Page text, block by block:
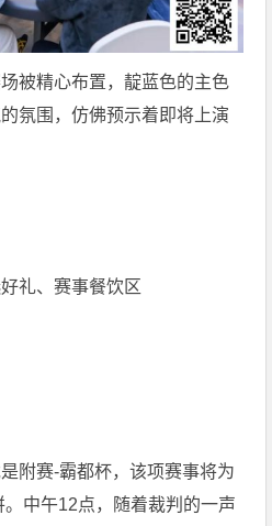
被精心布置，靛蓝色的主色
氛围，仿佛预示着即将上演
礼、赛事餐饮区
附赛-霸都杯，该项赛事将为
中午12点，随着裁判的一声